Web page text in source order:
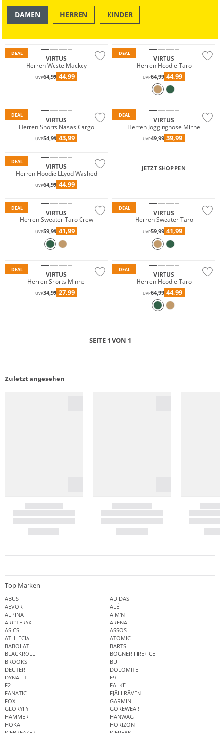
DAMEN HERREN KINDER
DEAL
VIRTUS
Herren Weste Mackey
UVP64,99 44,99
DEAL
VIRTUS
Herren Hoodie Taro
UVP64,99 44,99
DEAL
VIRTUS
Herren Shorts Nasas Cargo
UVP54,99 43,99
DEAL
VIRTUS
Herren Jogginghose Minne
UVP49,99 39,99
DEAL
VIRTUS
Herren Hoodie LLyod Washed
UVP64,99 44,99
JETZT SHOPPEN
DEAL
VIRTUS
Herren Sweater Taro Crew
UVP59,99 41,99
DEAL
VIRTUS
Herren Sweater Taro
UVP59,99 41,99
DEAL
VIRTUS
Herren Shorts Minne
UVP34,99 27,99
DEAL
VIRTUS
Herren Hoodie Taro
UVP64,99 44,99
SEITE 1 VON 1
Zuletzt angesehen
Top Marken
ABUS
ADIDAS
AEVOR
ALÉ
ALPINA
AIM'N
ARC'TERYX
ARENA
ASICS
ASSOS
ATHLECIA
ATOMIC
BABOLAT
BARTS
BLACKROLL
BOGNER FIRE+ICE
BROOKS
BUFF
DEUTER
DOLOMITE
DYNAFIT
E9
F2
FALKE
FANATIC
FJÄLLRÄVEN
FOX
GARMIN
GLORYFY
GOREWEAR
HAMMER
HANWAG
HOKA
HORIZON